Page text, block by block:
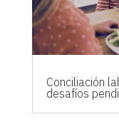
Conciliación
desafíos